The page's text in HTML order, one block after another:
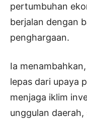
pertumbuhan
berjalan dengan
penghargaan.
Ia
lepas dari upaya
menjaga iklim
unggulan